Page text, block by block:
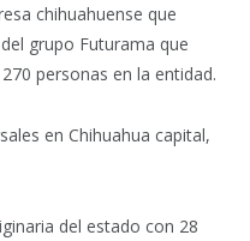
chihuahuense que
grupo Futurama que
personas en la entidad.
en Chihuahua capital,
del estado con 28